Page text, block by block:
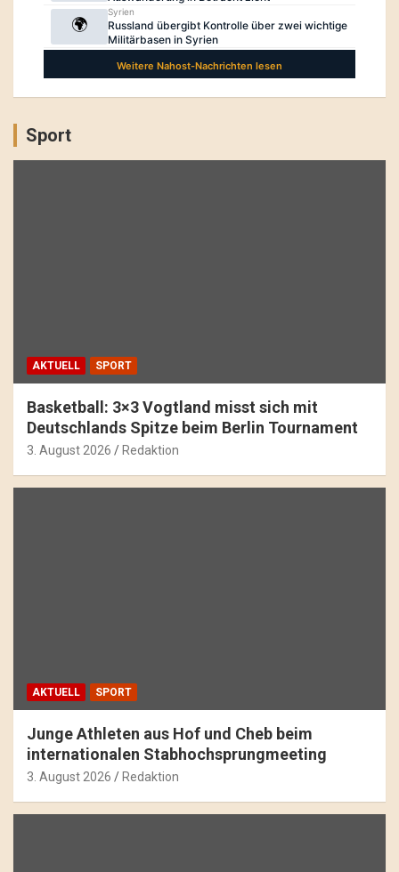
Sport
AKTUELL SPORT
Basketball: 3×3 Vogtland misst sich mit
Deutschlands Spitze beim Berlin Tournament
3. August 2026 Redaktion
AKTUELL SPORT
Junge Athleten aus Hof und Cheb beim
internationalen Stabhochsprungmeeting
3. August 2026 Redaktion